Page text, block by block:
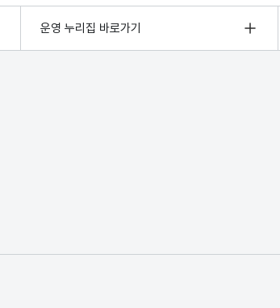
운영 누리집 바로가기